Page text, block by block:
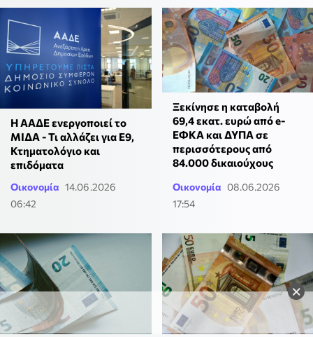
×
Η ΑΑΔΕ ενεργοποιεί το
ΜΙΔΑ - Τι αλλάζει για Ε9,
Κτηματολόγιο και
επιδόματα
Οικονομία 14.06.2026
06:42
Ξεκίνησε η καταβολή
69,4 εκατ. ευρώ από e-
ΕΦΚΑ και ΔΥΠΑ σε
περισσότερους από
84.000 δικαιούχους
Οικονομία 08.06.2026
17:54